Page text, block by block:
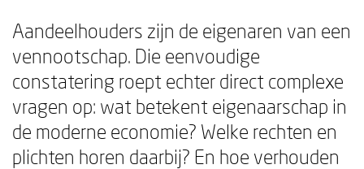
Aandeelhouders zijn de eigenaren van een
vennootschap. Die eenvoudige
constatering roept echter direct complexe
vragen op: wat betekent eigenaarschap in
de moderne economie? Welke rechten en
plichten horen daarbij? En hoe verhouden